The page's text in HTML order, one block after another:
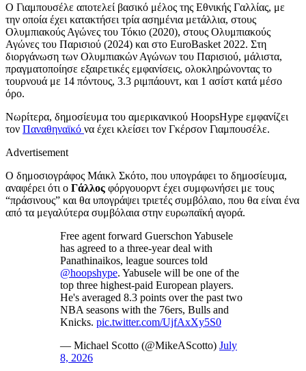
Ο Γιαμπουσέλε αποτελεί βασικό μέλος της Εθνικής Γαλλίας, με
την οποία έχει κατακτήσει τρία ασημένια μετάλλια, στους
Ολυμπιακούς Αγώνες του Τόκιο (2020), στους Ολυμπιακούς
Αγώνες του Παρισιού (2024) και στο EuroBasket 2022. Στη
διοργάνωση των Ολυμπιακών Αγώνων του Παρισιού, μάλιστα,
πραγματοποίησε εξαιρετικές εμφανίσεις, ολοκληρώνοντας το
τουρνουά με 14 πόντους, 3.3 ριμπάουντ, και 1 ασίστ κατά μέσο
όρο.
Νωρίτερα, δημοσίευμα του αμερικανικού HoopsHype εμφανίζει
τον Παναθηναϊκό να έχει κλείσει τον Γκέρσον Γιαμπουσέλε.
Advertisement
Ο δημοσιογράφος Μάικλ Σκότο, που υπογράφει το δημοσίευμα,
αναφέρει ότι ο Γάλλος φόργουορντ έχει συμφωνήσει με τους
“πράσινους” και θα υπογράψει τριετές συμβόλαιο, που θα είναι ένα
από τα μεγαλύτερα συμβόλαια στην ευρωπαϊκή αγορά.
Free agent forward Guerschon Yabusele
has agreed to a three-year deal with
Panathinaikos, league sources told
@hoopshype. Yabusele will be one of the
top three highest-paid European players.
He's averaged 8.3 points over the past two
NBA seasons with the 76ers, Bulls and
Knicks. pic.twitter.com/UjfAxXy5S0
— Michael Scotto (@MikeAScotto) July
8, 2026